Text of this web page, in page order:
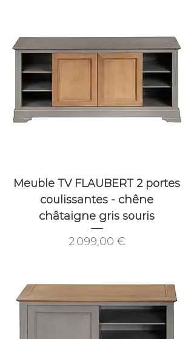
Meuble TV FLAUBERT 2 portes
coulissantes - chêne
châtaigne gris souris
Prix
2 099,00 €